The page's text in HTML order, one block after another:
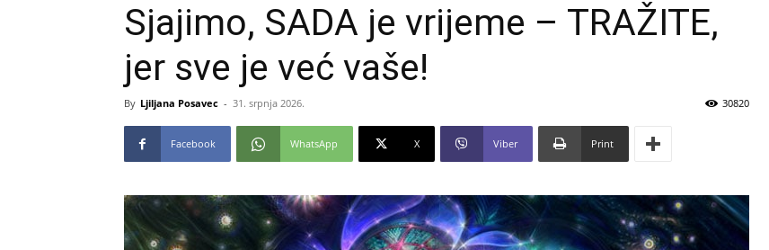
Sjajimo, SADA je vrijeme – TRAŽITE,
jer sve je već vaše!
By Ljiljana Posavec - 31. srpnja 2026. 30820
Facebook WhatsApp X Viber Print